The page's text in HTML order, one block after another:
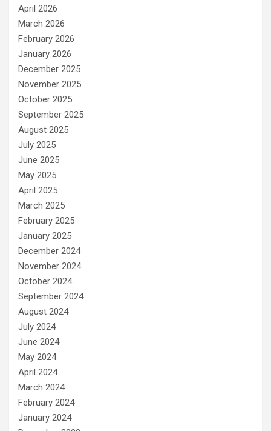
April 2026
March 2026
February 2026
January 2026
December 2025
November 2025
October 2025
September 2025
August 2025
July 2025
June 2025
May 2025
April 2025
March 2025
February 2025
January 2025
December 2024
November 2024
October 2024
September 2024
August 2024
July 2024
June 2024
May 2024
April 2024
March 2024
February 2024
January 2024